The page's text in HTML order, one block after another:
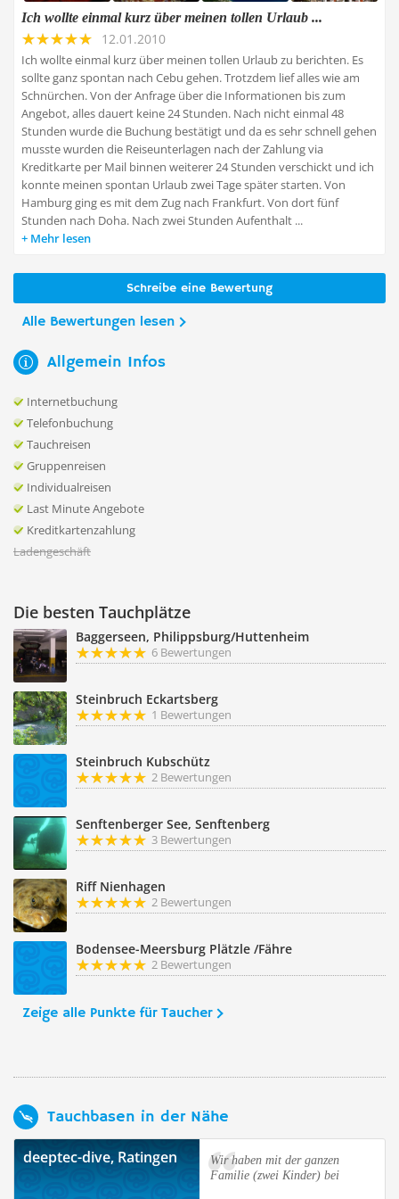
Ich wollte einmal kurz über meinen tollen Urlaub ...
12.01.2010
Ich wollte einmal kurz über meinen tollen Urlaub zu berichten. Es
sollte ganz spontan nach Cebu gehen. Trotzdem lief alles wie am
Schnürchen. Von der Anfrage über die Informationen bis zum
Angebot, alles dauert keine 24 Stunden. Nach nicht einmal 48
Stunden wurde die Buchung bestätigt und da es sehr schnell gehen
musste wurden die Reiseunterlagen nach der Zahlung via
Kreditkarte per Mail binnen weiterer 24 Stunden verschickt und ich
konnte meinen spontan Urlaub zwei Tage später starten. Von
Hamburg ging es mit dem Zug nach Frankfurt. Von dort fünf
Stunden nach Doha. Nach zwei Stunden Aufenthalt ...
Mehr lesen
Schreibe eine Bewertung
Alle Bewertungen lesen
Allgemein Infos
Internetbuchung
Telefonbuchung
Tauchreisen
Gruppenreisen
Individualreisen
Last Minute Angebote
Kreditkartenzahlung
Ladengeschäft
Die besten Tauchplätze
Baggerseen, Philippsburg/Huttenheim
6 Bewertungen
Steinbruch Eckartsberg
1 Bewertungen
Steinbruch Kubschütz
2 Bewertungen
Senftenberger See, Senftenberg
3 Bewertungen
Riff Nienhagen
2 Bewertungen
Bodensee-Meersburg Plätzle /Fähre
2 Bewertungen
Zeige alle Punkte für Taucher
Tauchbasen in der Nähe
deeptec-dive, Ratingen
Wir haben mit der ganzen
Familie (zwei Kinder) bei